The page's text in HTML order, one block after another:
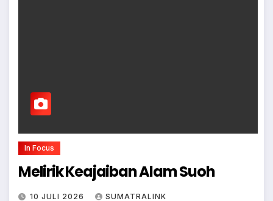
In Focus
Melirik Keajaiban Alam Suoh
10 JULI 2026 SUMATRALINK